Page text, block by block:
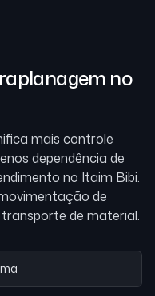
no
mais controle
dependência de
no Itaim Bibi.
de
de material.